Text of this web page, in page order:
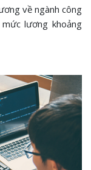
về ngành công
lương khoảng